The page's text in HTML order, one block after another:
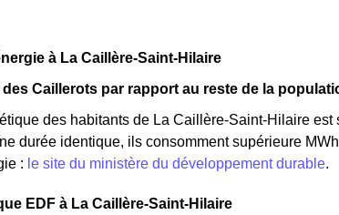
à La Caillère-Saint-Hilaire
Caillerots par rapport au reste de la
des habitants de La Caillère-Saint-Hilaire
durée identique, ils consomment supérieure
: le site du ministère du développement durable.
EDF à La Caillère-Saint-Hilaire